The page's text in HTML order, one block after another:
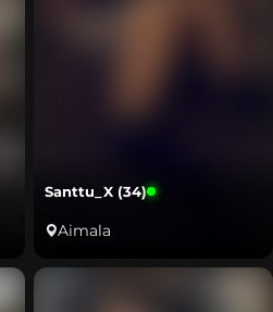
Santtu_X (34)
Aimala